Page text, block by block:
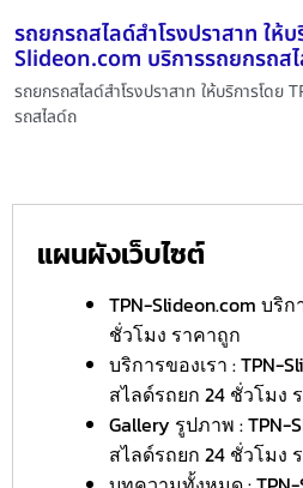
รถยกรถสไลด์สำโรงปราสาท ให้
Slideon.com บริการรถยกรถส
รถยกรถสไลด์สำโรงปราสาท ให้บริการโด
รถสไลด์ถ
แผนผังเว็บไซต์
TPN-Slideon.com บริ
ชั่วโมง ราคาถูก
บริการของเรา : TPN-
สไลด์รถยก 24 ชั่วโมง
Gallery รูปภาพ : TPN-
สไลด์รถยก 24 ชั่วโมง